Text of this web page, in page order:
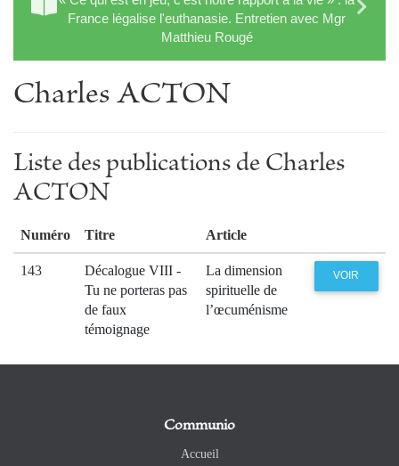
France légalise l'euthanasie. Entretien avec Mgr
Matthieu Rougé
Charles ACTON
Liste des publications de Charles
ACTON
Numéro Titre Article
143
Décalogue VIII -
Tu ne porteras pas
de faux
témoignage
La dimension
spirituelle de
l’œcuménisme
VOIR
Communio
Accueil